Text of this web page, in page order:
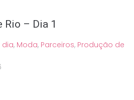
Rio – Dia 1
dia, Moda, Parceiros, Produção de